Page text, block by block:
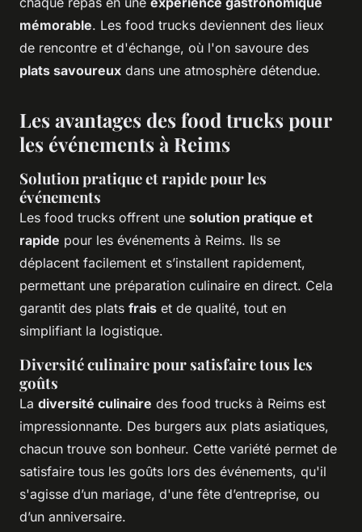
mémorable. Les food trucks deviennent des lieux
de rencontre et d'échange, où l'on savoure des
plats savoureux dans une atmosphère détendue.
Les avantages des food trucks pour
les événements à Reims
Solution pratique et rapide pour les
événements
Les food trucks offrent une solution pratique et
rapide pour les événements à Reims. Ils se
déplacent facilement et s’installent rapidement,
permettant une préparation culinaire en direct. Cela
garantit des plats frais et de qualité, tout en
simplifiant la logistique.
Diversité culinaire pour satisfaire tous les
goûts
La diversité culinaire des food trucks à Reims est
impressionnante. Des burgers aux plats asiatiques,
chacun trouve son bonheur. Cette variété permet de
satisfaire tous les goûts lors des événements, qu'il
s'agisse d’un mariage, d'une fête d’entreprise, ou
d’un anniversaire.